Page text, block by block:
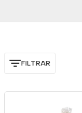
FILTRAR